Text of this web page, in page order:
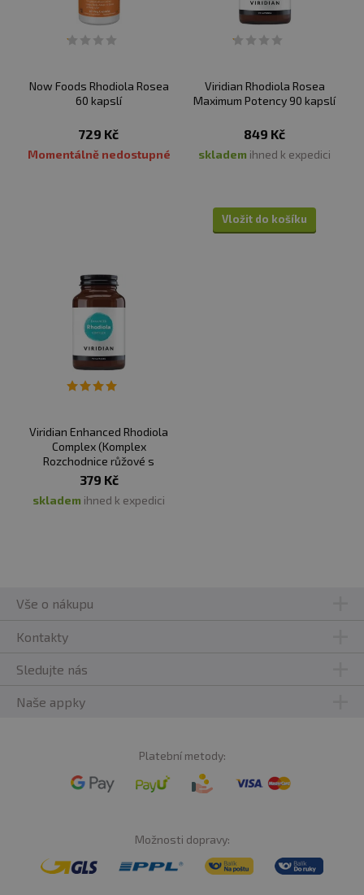
Now Foods Rhodiola Rosea
60 kapslí
729 Kč
Momentálně nedostupné
Viridian Rhodiola Rosea
Maximum Potency 90 kapslí
849 Kč
skladem ihned k expedici
Vložit do košíku
Viridian Enhanced Rhodiola
Complex (Komplex
Rozchodnice růžové s
adaptogeny)
379 Kč
skladem ihned k expedici
Vše o nákupu
Kontakty
Sledujte nás
Naše appky
Platební metody:
Možnosti dopravy: